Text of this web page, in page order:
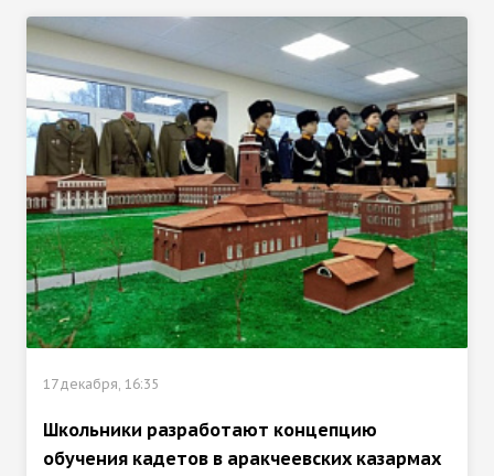
17 декабря, 16:35
Школьники разработают концепцию
обучения кадетов в аракчеевских казармах